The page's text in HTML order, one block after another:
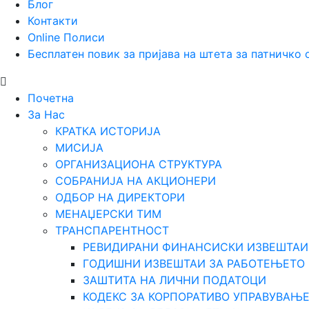
Блог
Контакти
Online Полиси
Бесплатен повик за пријава на штета за патничко
Почетна
За Нас
КРАТКА ИСТОРИЈА
МИСИЈА
ОРГАНИЗАЦИОНА СТРУКТУРА
СОБРАНИЈА НА АКЦИОНЕРИ
ОДБОР НА ДИРЕКТОРИ
МЕНАЏЕРСКИ ТИМ
ТРАНСПАРЕНТНОСТ
РЕВИДИРАНИ ФИНАНСИСКИ ИЗВЕШТАИ
ГОДИШНИ ИЗВЕШТАИ ЗА РАБОТЕЊЕТО
ЗАШТИТА НА ЛИЧНИ ПОДАТОЦИ
КОДЕКС ЗА КОРПОРАТИВО УПРАВУВАЊЕ